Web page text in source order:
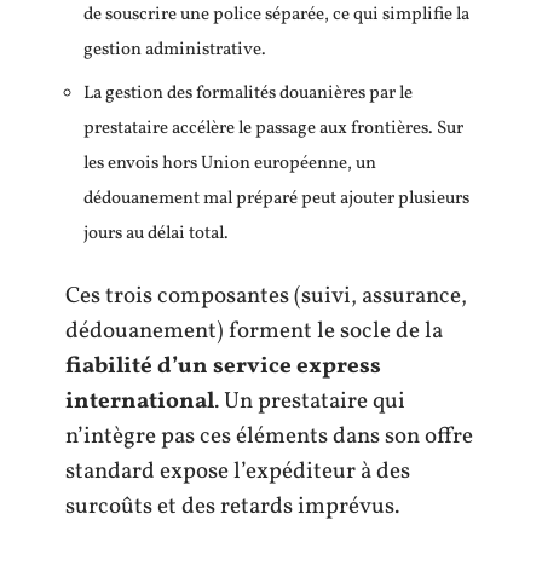
de souscrire une police séparée, ce qui simplifie la
gestion administrative.
La gestion des formalités douanières par le
prestataire accélère le passage aux frontières. Sur
les envois hors Union européenne, un
dédouanement mal préparé peut ajouter plusieurs
jours au délai total.
Ces trois composantes (suivi, assurance,
dédouanement) forment le socle de la
fiabilité d’un service express
international. Un prestataire qui
n’intègre pas ces éléments dans son offre
standard expose l’expéditeur à des
surcoûts et des retards imprévus.